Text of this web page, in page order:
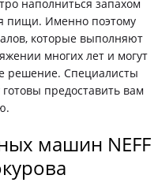
наполниться запахом
пищи. Именно поэтому
которые выполняют
многих лет и могут
решение. Специалисты
предоставить вам
машин NEFF